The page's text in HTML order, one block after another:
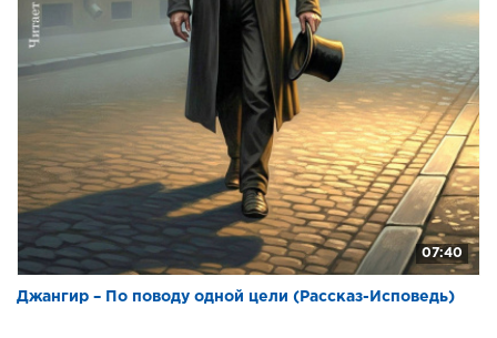
07:40
Джангир – По поводу одной цели (Рассказ-Исповедь)